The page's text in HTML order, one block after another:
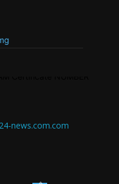
news.com.com